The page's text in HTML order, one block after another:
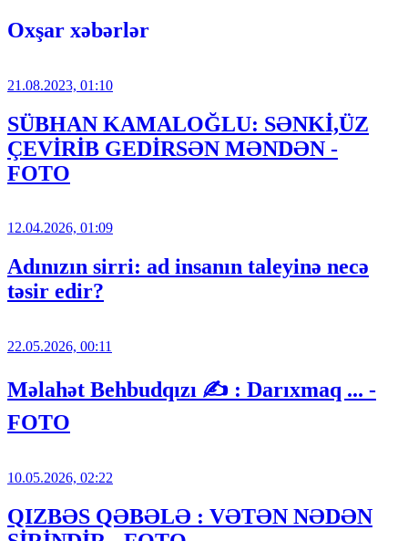
Oxşar xəbərlər
21.08.2023, 01:10
SÜBHAN KAMALOĞLU: SƏNKİ,ÜZ
ÇEVİRİB GEDİRSƏN MƏNDƏN -
FOTO
12.04.2026, 01:09
Adınızın sirri: ad insanın taleyinə necə
təsir edir?
22.05.2026, 00:11
Məlahət Behbudqızı ✍️ : Darıxmaq ... -
FOTO
10.05.2026, 02:22
QIZBƏS QƏBƏLƏ : VƏTƏN NƏDƏN